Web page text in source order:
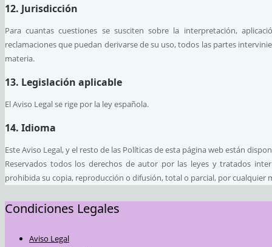
12. Jurisdicción
Para cuantas cuestiones se susciten sobre la interpretación,
reclamaciones que puedan derivarse de su uso, todos las partes
materia.
13. Legislación aplicable
El Aviso Legal se rige por la ley española.
14. Idioma
Este Aviso Legal, y el resto de las Políticas de esta página web están
Reservados todos los derechos de autor por las leyes y tratados
prohibida su copia, reproducción o difusión, total o parcial, por cualquier
Condiciones Legales
Aviso Legal